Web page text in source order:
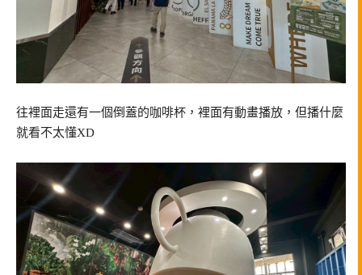
往裡面走還有一個倒蓋的咖啡杯，裡面有動畫播放，但播什麼
就看不太懂XD